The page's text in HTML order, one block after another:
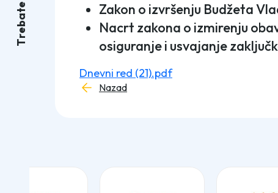
Zakon o izvršenju Budžeta
Nacrt zakona o izmirenju
osiguranje i usvajanje
Dnevni red (21).pdf
Nazad
T
r
e
b
a
t
e